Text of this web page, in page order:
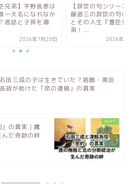
兄弟】平野長泰は
一大名になれなか
逸話と子孫を徹
2026年7月20日
【辞世の句シリーズ
藤道三の辞世の句の
とその人生『豊臣兄
弟！...
2026年1
石田三成の子は生きていた？宿敵・黒田
長政が助けた「命の連鎖」の真実
の真実｜鷹
だ奇跡の絆